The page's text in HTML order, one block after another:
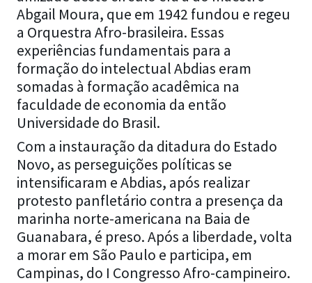
Abgail Moura, que em 1942 fundou e regeu
a Orquestra Afro-brasileira. Essas
experiências fundamentais para a
formação do intelectual Abdias eram
somadas à formação acadêmica na
faculdade de economia da então
Universidade do Brasil.
Com a instauração da ditadura do Estado
Novo, as perseguições políticas se
intensificaram e Abdias, após realizar
protesto panfletário contra a presença da
marinha norte-americana na Baia de
Guanabara, é preso. Após a liberdade, volta
a morar em São Paulo e participa, em
Campinas, do I Congresso Afro-campineiro.